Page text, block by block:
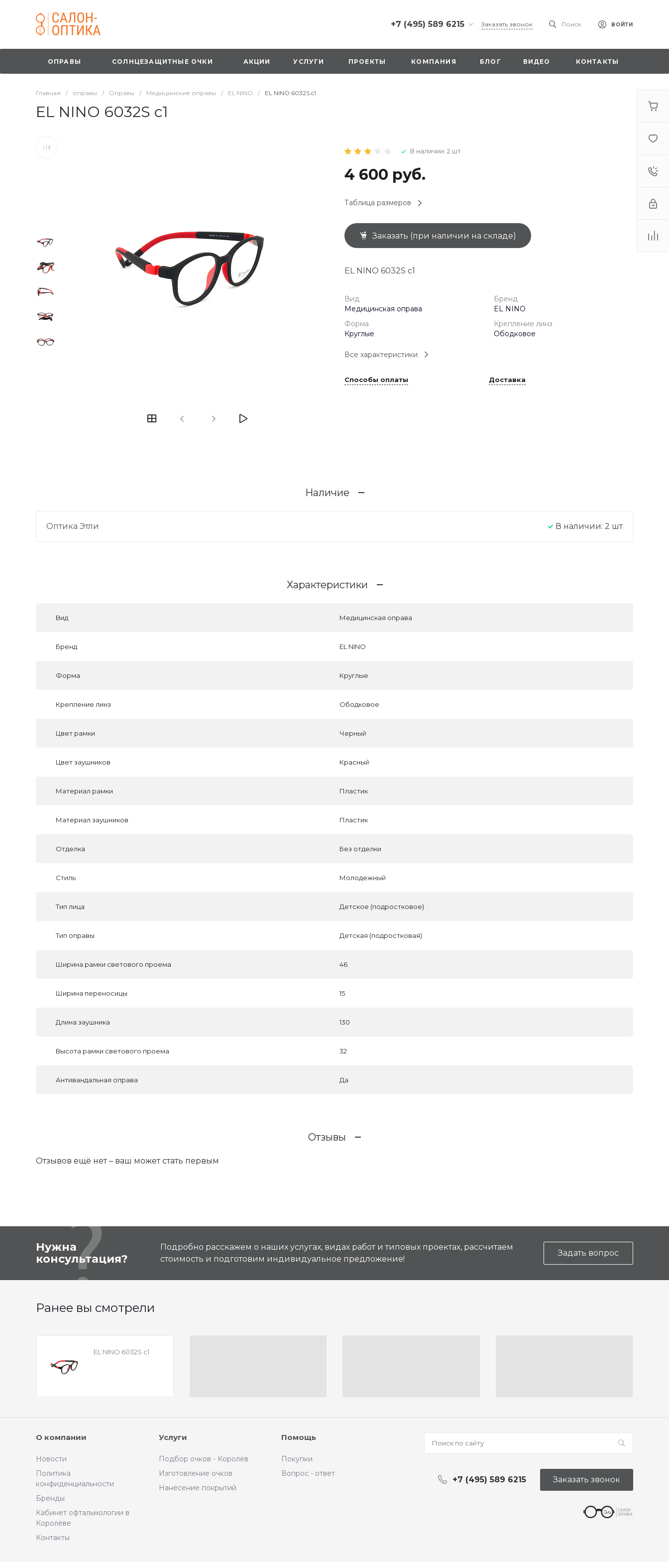
+7 (495) 589 6215
+7 (495) 589 6215
г. Москва, Русаковская
ул., д.1, вход с улицы со
стороны ТТК
г. Москва,
оранжевая вывеска
напротив «Перекрестка»
на 1 этаже
1 мая: 10:00-19:00
+7 (926) 092 4274
г. Королёв, пр-т
(0-9)
1 мая: 10:00-19:00
9 мая: 10:00-19:00
Заказать звонок Поиск ВОЙТИ
ОПРАВЫ СОЛНЦЕЗАЩИТНЫЕ ОЧКИ АКЦИИ УСЛУГИ ПРОЕКТЫ КОМПАНИЯ БЛОГ ВИДЕО КОНТАКТЫ
Главная / оправы / Оправы / Медицинские оправы / EL NINO / EL NINO 6032S c1
EL NINO 6032S c1
В наличии: 2 шт
4 600 руб.
Таблица размеров
Заказать (при наличии на складе)
EL NINO 6032S c1
Вид
Медицинская оправа
Бренд
EL NINO
Форма
Круглые
Крепление линз
Ободковое
Все характеристики
Способы оплаты Доставка
Наличие
Оптика Этли В наличии: 2 шт
Характеристики
Вид Медицинская оправа
Бренд EL NINO
Форма Круглые
Крепление линз Ободковое
Цвет рамки Черный
Цвет заушников Красный
Материал рамки Пластик
Материал заушников Пластик
Отделка Без отделки
Стиль Молодежный
Тип лица Детское (подростковое)
Тип оправы Детская (подростковая)
Ширина рамки светового проема 46
Ширина переносицы 15
Длина заушника 130
Высота рамки светового проема 32
Антивандальная оправа Да
Отзывы
Отзывов ещё нет – ваш может стать первым
Нужна
консультация?
Подробно расскажем о наших услугах, видах работ и типовых проектах, рассчитаем
стоимость и подготовим индивидуальное предложение!
Задать вопрос
Ранее вы смотрели
EL NINO 6032S c1
О компании
Новости
Политика
конфиденциальности
Бренды
Кабинет офтальмологии в
Королёве
Контакты
Услуги
Подбор очков - Королёв
Изготовление очков
Нанесение покрытий
Помощь
Покупки
Вопрос - ответ
+7 (495) 589 6215 Заказать звонок